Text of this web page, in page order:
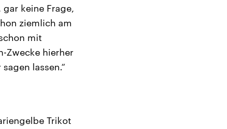
keine Frage,
ziemlich am
mit
Zwecke hierher
lassen.“
Trikot